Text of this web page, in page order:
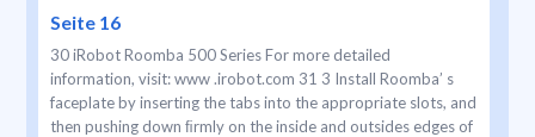
Seite 16
30 iRobot Roomba 500 Series For more detailed
information, visit: www .irobot.com 31 3 Install Roomba’ s
faceplate by inserting the tabs into the appropriate slots, and
then pushing down ﬁrmly on the inside and outsides edges of